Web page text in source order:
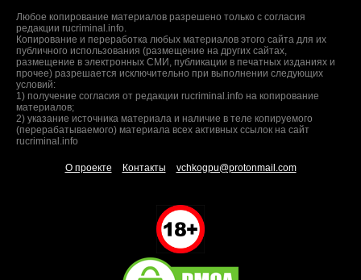
Любое копирование материалов разрешено только с согласия
редакции rucriminal.info.
Копирование и переработка любых материалов этого сайта для их
публичного использования (размещение на других сайтах,
размещение в электронных СМИ, публикации в печатных изданиях и
прочее) разрешается исключительно при выполнении следующих
условий:
1) получение согласия от редакции rucriminal.info на копирование
материалов;
2) указание источника материала и наличие в теле копируемого
(перерабатываемого) материала всех активных ссылок на сайт
rucriminal.info
О проекте Контакты vchkogpu@protonmail.com